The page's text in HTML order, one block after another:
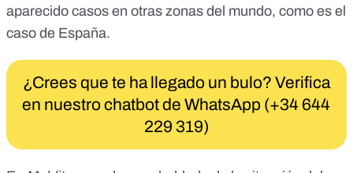
aparecido casos en otras zonas del mundo, como es el
caso de España.
¿Crees que te ha llegado un bulo? Verifica
en nuestro chatbot de WhatsApp (+34 644
229 319)